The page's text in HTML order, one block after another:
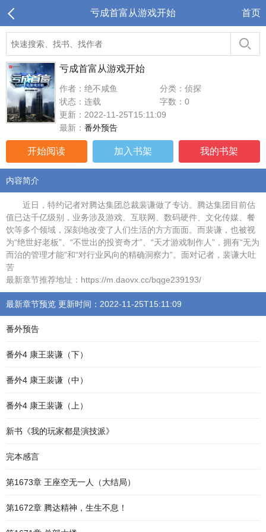
亏成首富从游戏开始 首页
亏成首富从游戏开始
作者：绝不咸鱼
分类：侦探
状态：连载
字数：0
更新：2022-11-25T15:11:09
最新： 番外预告
开始阅读 加入书架 我的书架
内容简介
近日，特约记者对腾达集团总裁裴谦做了专访。腾达集团目前估
值已达千亿级别，业务涉及游戏、互联网、数码硬件、文化传媒、餐
饮等多个领域，深刻地改变了人们生活的方方面面。而裴谦，也被视
为“绝世好老板”、“不世出的投资奇才”、“天才游戏制作人”，拥有“无为
而治的管理才能”和“对行业风向的精确洞察力”。面对记者，裴谦大吐
苦
最新章节推荐地址：https://m.daovx.cc/bqge239193/
最新章节预览 更新时间：2022-11-25T15:11:09
番外预告
番外4 康王裴谦（下）
番外4 康王裴谦（中）
番外4 康王裴谦（上）
新书《我的玩家都是演技派》
完本感言
第1673章 王座空无一人（大结局）
第1672章 腾达精神，生生不息！